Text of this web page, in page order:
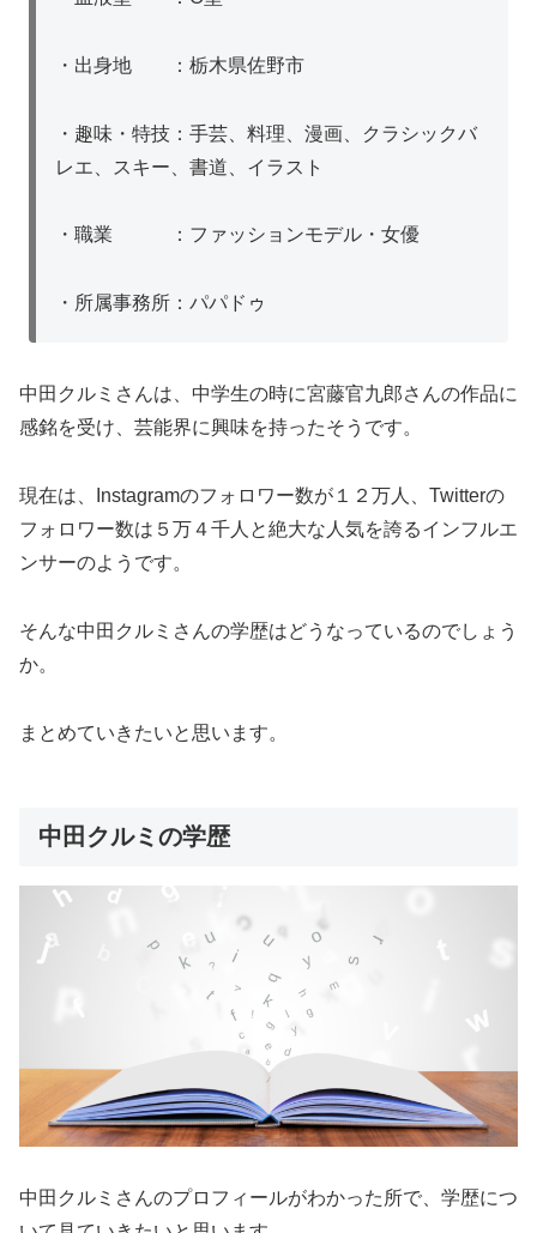
・出身地 ：栃木県佐野市
・趣味・特技：手芸、料理、漫画、クラシックバ
レエ、スキー、書道、イラスト
・職業 ：ファッションモデル・女優
・所属事務所：パパドゥ
中田クルミさんは、中学生の時に宮藤官九郎さんの作品に
感銘を受け、芸能界に興味を持ったそうです。
現在は、Instagramのフォロワー数が１２万人、Twitterの
フォロワー数は５万４千人と絶大な人気を誇るインフルエ
ンサーのようです。
そんな中田クルミさんの学歴はどうなっているのでしょう
か。
まとめていきたいと思います。
中田クルミの学歴
中田クルミさんのプロフィールがわかった所で、学歴につ